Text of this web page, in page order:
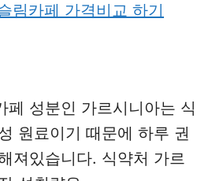
림카페 가격비교 하기
페 성분인 가르시니아는 식
원료이기 때문에 하루 권
져있습니다. 식약처 가르